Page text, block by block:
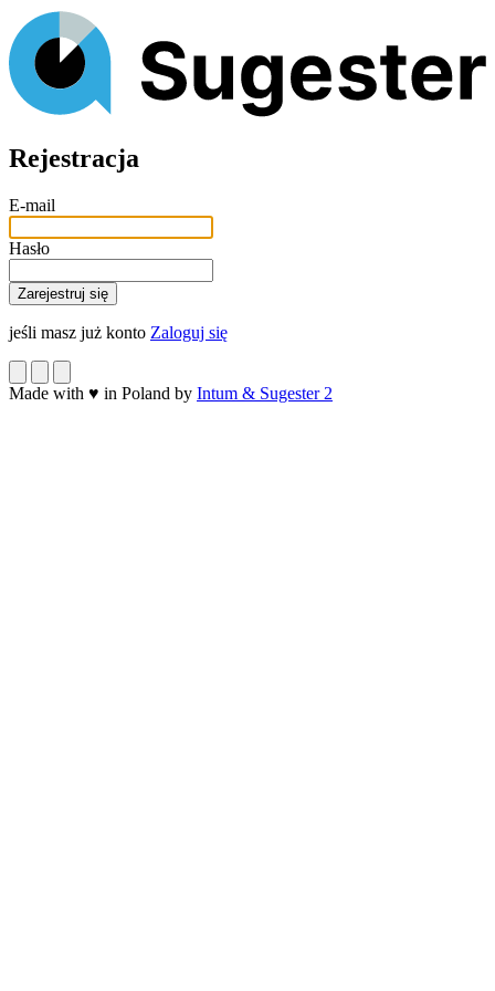
Rejestracja
E-mail
Hasło
jeśli masz już konto Zaloguj się
Made with ♥ in Poland by Intum & Sugester 2